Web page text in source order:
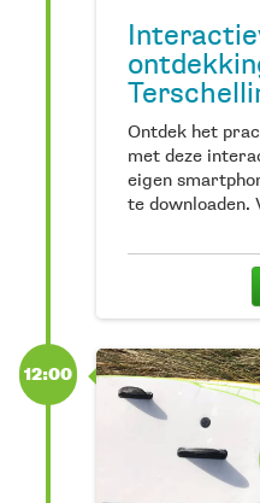
Ontdek het
met deze
eigen
te downloaden.
je
goed op, dan
waardoor je
jullie de
West? Deze
leeftijden, leuk
of vrienden te
per team; boek
dan kan een
deelnemen.
hoeft
12:00